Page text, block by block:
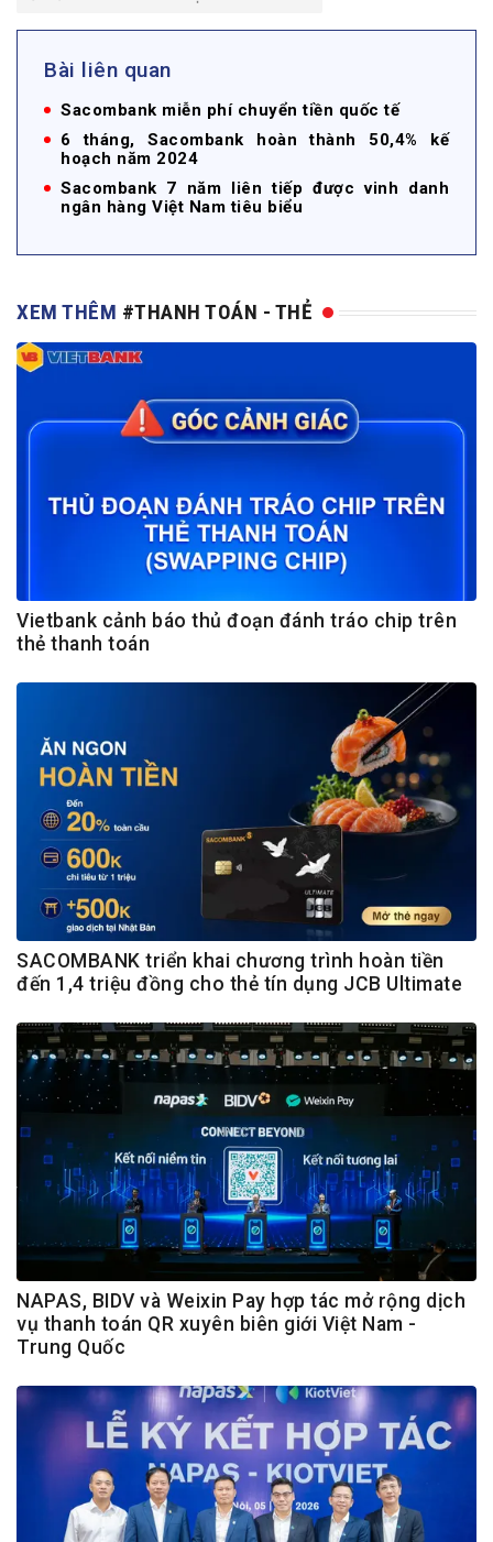
Bài liên quan
Sacombank miễn phí chuyển tiền quốc tế
6 tháng, Sacombank hoàn thành 50,4% kế
hoạch năm 2024
Sacombank 7 năm liên tiếp được vinh danh
ngân hàng Việt Nam tiêu biểu
XEM THÊM #THANH TOÁN - THẺ
Vietbank cảnh báo thủ đoạn đánh tráo chip trên
thẻ thanh toán
SACOMBANK triển khai chương trình hoàn tiền
đến 1,4 triệu đồng cho thẻ tín dụng JCB Ultimate
NAPAS, BIDV và Weixin Pay hợp tác mở rộng dịch
vụ thanh toán QR xuyên biên giới Việt Nam -
Trung Quốc